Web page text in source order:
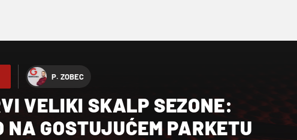
P. ZOBEC
VELIKI SKALP SEZONE:
NA GOSTUJUĆEM PARKETU